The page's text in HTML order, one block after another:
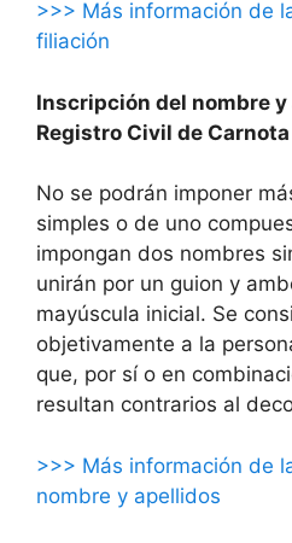
>>> Más información de
filiación
Inscripción del nombre
Registro Civil de Carnota
No se podrán imponer
simples o de uno
impongan dos nombres
unirán por un guion y
mayúscula inicial. Se
objetivamente a la
que, por sí o en
resultan contrarios al
>>> Más información de
nombre y apellidos